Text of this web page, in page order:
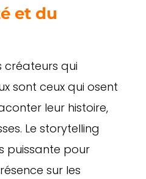
et du
créateurs qui
sont ceux qui osent
leur histoire,
Le storytelling
puissante pour
sur les